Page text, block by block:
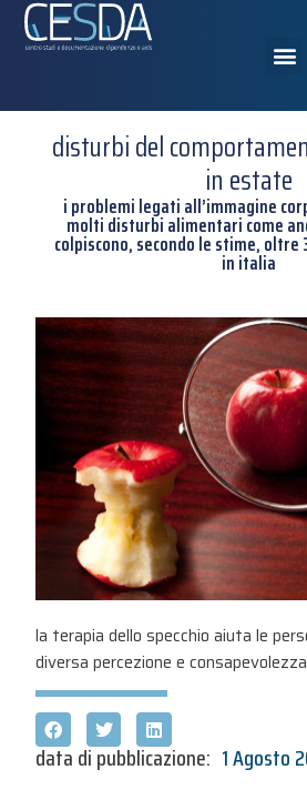
disturbi del
in estate
i problemi legati all’immagine
molti disturbi alimentari come
colpiscono, secondo le stime,
in italia
la terapia dello specchio aiuta le
diversa percezione e
data di pubblicazione: 1 Agosto